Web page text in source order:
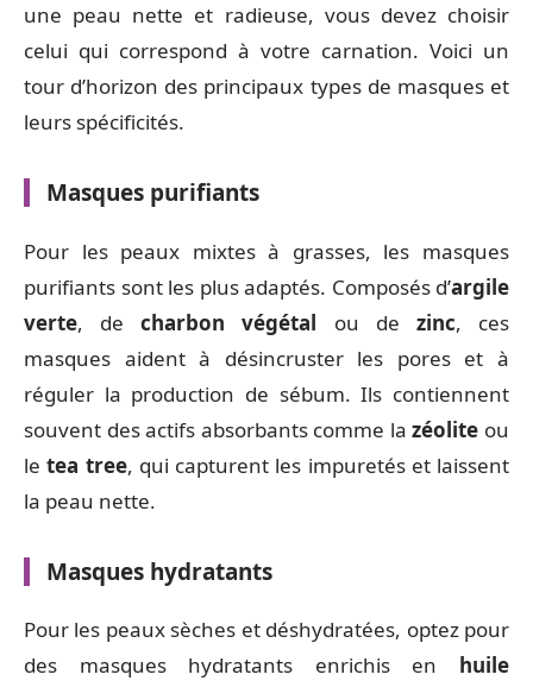
une peau nette et radieuse, vous devez choisir
celui qui correspond à votre carnation. Voici un
tour d’horizon des principaux types de masques et
leurs spécificités.
Masques purifiants
Pour les peaux mixtes à grasses, les masques
purifiants sont les plus adaptés. Composés d’argile
verte, decharbon végétal ou de zinc, ces
masques aident à désincruster les pores et à
réguler la production de sébum. Ils contiennent
souvent des actifs absorbants comme lazéolite ou
letea tree, qui capturent les impuretés et laissent
la peau nette.
Masques hydratants
Pour les peaux sèches et déshydratées, optez pour
des masques hydratants enrichis en huile